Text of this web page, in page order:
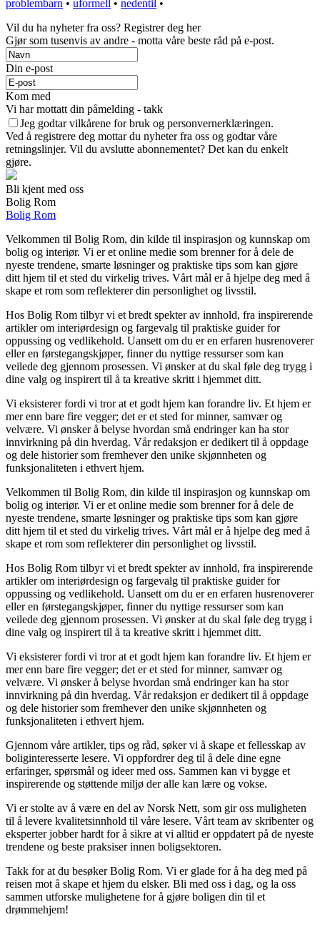
problembarn • uformell • nedentil •
Vil du ha nyheter fra oss? Registrer deg her
Gjør som tusenvis av andre - motta våre beste råd på e-post.
Din e-post
Kom med
Vi har mottatt din påmelding - takk
Jeg godtar vilkårene for bruk og personvernerklæringen.
Ved å registrere deg mottar du nyheter fra oss og godtar våre
retningslinjer. Vil du avslutte abonnementet? Det kan du enkelt
gjøre.
Bli kjent med oss
Bolig Rom
Bolig Rom
Velkommen til Bolig Rom, din kilde til inspirasjon og kunnskap om
bolig og interiør. Vi er et online medie som brenner for å dele de
nyeste trendene, smarte løsninger og praktiske tips som kan gjøre
ditt hjem til et sted du virkelig trives. Vårt mål er å hjelpe deg med å
skape et rom som reflekterer din personlighet og livsstil.
Hos Bolig Rom tilbyr vi et bredt spekter av innhold, fra inspirerende
artikler om interiørdesign og fargevalg til praktiske guider for
oppussing og vedlikehold. Uansett om du er en erfaren husrenoverer
eller en førstegangskjøper, finner du nyttige ressurser som kan
veilede deg gjennom prosessen. Vi ønsker at du skal føle deg trygg i
dine valg og inspirert til å ta kreative skritt i hjemmet ditt.
Vi eksisterer fordi vi tror at et godt hjem kan forandre liv. Et hjem er
mer enn bare fire vegger; det er et sted for minner, samvær og
velvære. Vi ønsker å belyse hvordan små endringer kan ha stor
innvirkning på din hverdag. Vår redaksjon er dedikert til å oppdage
og dele historier som fremhever den unike skjønnheten og
funksjonaliteten i ethvert hjem.
Velkommen til Bolig Rom, din kilde til inspirasjon og kunnskap om
bolig og interiør. Vi er et online medie som brenner for å dele de
nyeste trendene, smarte løsninger og praktiske tips som kan gjøre
ditt hjem til et sted du virkelig trives. Vårt mål er å hjelpe deg med å
skape et rom som reflekterer din personlighet og livsstil.
Hos Bolig Rom tilbyr vi et bredt spekter av innhold, fra inspirerende
artikler om interiørdesign og fargevalg til praktiske guider for
oppussing og vedlikehold. Uansett om du er en erfaren husrenoverer
eller en førstegangskjøper, finner du nyttige ressurser som kan
veilede deg gjennom prosessen. Vi ønsker at du skal føle deg trygg i
dine valg og inspirert til å ta kreative skritt i hjemmet ditt.
Vi eksisterer fordi vi tror at et godt hjem kan forandre liv. Et hjem er
mer enn bare fire vegger; det er et sted for minner, samvær og
velvære. Vi ønsker å belyse hvordan små endringer kan ha stor
innvirkning på din hverdag. Vår redaksjon er dedikert til å oppdage
og dele historier som fremhever den unike skjønnheten og
funksjonaliteten i ethvert hjem.
Gjennom våre artikler, tips og råd, søker vi å skape et fellesskap av
boliginteresserte lesere. Vi oppfordrer deg til å dele dine egne
erfaringer, spørsmål og ideer med oss. Sammen kan vi bygge et
inspirerende og støttende miljø der alle kan lære og vokse.
Vi er stolte av å være en del av Norsk Nett, som gir oss muligheten
til å levere kvalitetsinnhold til våre lesere. Vårt team av skribenter og
eksperter jobber hardt for å sikre at vi alltid er oppdatert på de nyeste
trendene og beste praksiser innen boligsektoren.
Takk for at du besøker Bolig Rom. Vi er glade for å ha deg med på
reisen mot å skape et hjem du elsker. Bli med oss i dag, og la oss
sammen utforske mulighetene for å gjøre boligen din til et
drømmehjem!